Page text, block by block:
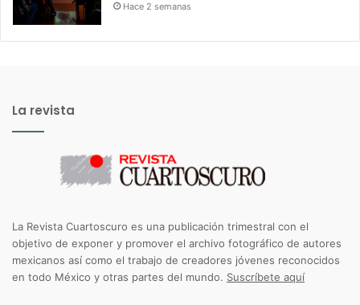
Hace 2 semanas
La revista
La Revista Cuartoscuro es una publicación trimestral con el
objetivo de exponer y promover el archivo fotográfico de autores
mexicanos así como el trabajo de creadores jóvenes reconocidos
en todo México y otras partes del mundo. Suscríbete aquí